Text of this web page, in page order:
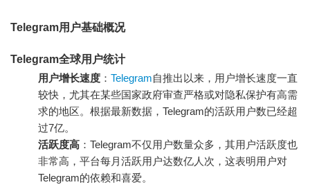
Telegram用户基础概况
Telegram全球用户统计
用户增长速度 ： Telegram自推出以来，用户增长速度一直
较快，尤其在某些国家政府审查严格或对隐私保护有高需
求的地区。根据最新数据，Telegram的活跃用户数已经超
过7亿。
活跃度高 ：Telegram不仅用户数量众多，其用户活跃度也
非常高，平台每月活跃用户达数亿人次，这表明用户对
Telegram的依赖和喜爱。